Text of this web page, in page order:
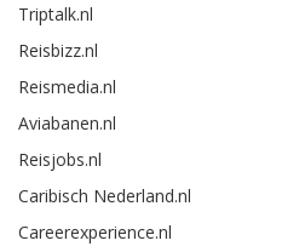
Triptalk.nl
Reisbizz.nl
Reismedia.nl
Aviabanen.nl
Reisjobs.nl
Caribisch Nederland.nl
Careerexperience.nl